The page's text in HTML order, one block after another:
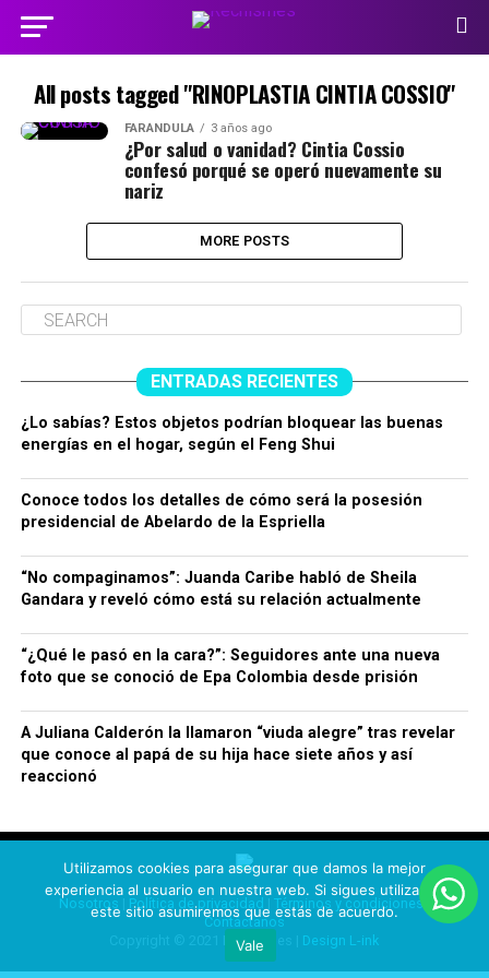
All posts tagged "RINOPLASTIA CINTIA COSSIO"
FARÁNDULA 3 años ago
¿Por salud o vanidad? Cintia Cossio
confesó porqué se operó nuevamente su
nariz
MORE POSTS
ENTRADAS RECIENTES
¿Lo sabías? Estos objetos podrían bloquear las buenas
energías en el hogar, según el Feng Shui
Conoce todos los detalles de cómo será la posesión
presidencial de Abelardo de la Espriella
“No compaginamos”: Juanda Caribe habló de Sheila
Gandara y reveló cómo está su relación actualmente
“¿Qué le pasó en la cara?”: Seguidores ante una nueva
foto que se conoció de Epa Colombia desde prisión
A Juliana Calderón la llamaron “viuda alegre” tras revelar
que conoce al papá de su hija hace siete años y así
reaccionó
Nosotros Política de privacidad Términos y condiciones|
Contáctanos
Copyright © 2021 Rechismes | Design L-ink
Utilizamos cookies para asegurar que damos la mejor
experiencia al usuario en nuestra web. Si sigues utilizando
este sitio asumiremos que estás de acuerdo.
Vale